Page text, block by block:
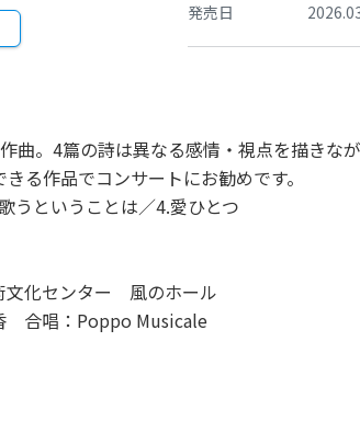
発売日
曲。4篇の詩は異なる感情・視点を描き
る作品でコンサートにお勧めです。
うということは／4.愛ひとつ
化センター 風のホール
合唱：Poppo Musicale